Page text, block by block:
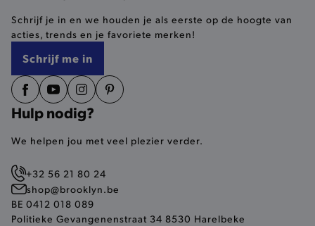
Schrijf je in en we houden je als eerste op de hoogte van
acties, trends en je favoriete merken!
Schrijf me in
Hulp nodig?
We helpen jou met veel plezier verder.
+32 56 21 80 24
shop@brooklyn.be
BE 0412 018 089
Politieke Gevangenenstraat 34 8530 Harelbeke
Basis cookies Analytische
Targeting
smulervaring op de site en zorgen ervoor dat de
site op een correcte manier wordt verorberd. De
analytische en functionele cookies vullen hun
buikjes algemene bezoekersinformatie, maar
product-added-modal